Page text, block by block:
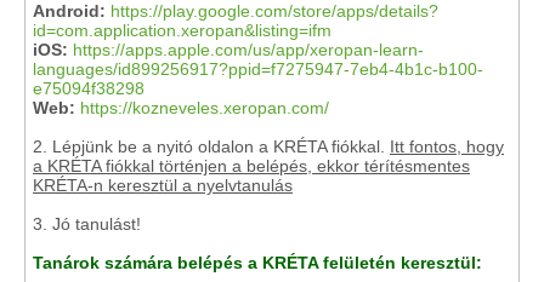
Android: https://play.google.com/store/apps/details?
id=com.application.xeropan&listing=ifm
iOS: https://apps.apple.com/us/app/xeropan-learn-
languages/id899256917?ppid=f7275947-7eb4-4b1c-b100-
e75094f38298
Web: https://kozneveles.xeropan.com/
2. Lépjünk be a nyitó oldalon a KRÉTA fiókkal. Itt fontos, hogy
a KRÉTA fiókkal történjen a belépés, ekkor térítésmentes
KRÉTA-n keresztül a nyelvtanulás
3. Jó tanulást!
Tanárok számára belépés a KRÉTA felületén keresztül: